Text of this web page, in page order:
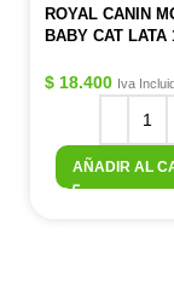
ROYAL CANIN
BABY CAT LATA
$ 18.400 Iva
AÑADIR AL